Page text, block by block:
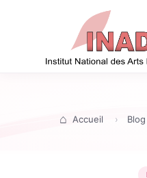
Accueil Blog